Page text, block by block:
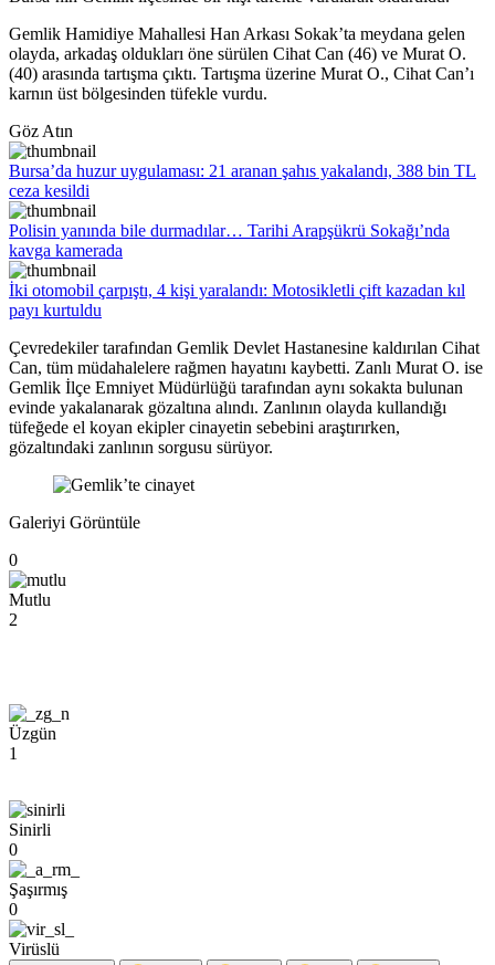
Gemlik Hamidiye Mahallesi Han Arkası Sokak’ta meydana gelen
olayda, arkadaş oldukları öne sürülen Cihat Can (46) ve Murat O.
(40) arasında tartışma çıktı. Tartışma üzerine Murat O., Cihat Can’ı
karnın üst bölgesinden tüfekle vurdu.
Göz Atın
Bursa’da huzur uygulaması: 21 aranan şahıs yakalandı, 388 bin TL
ceza kesildi
Polisin yanında bile durmadılar… Tarihi Arapşükrü Sokağı’nda
kavga kamerada
İki otomobil çarpıştı, 4 kişi yaralandı: Motosikletli çift kazadan kıl
payı kurtuldu
Çevredekiler tarafından Gemlik Devlet Hastanesine kaldırılan Cihat
Can, tüm müdahalelere rağmen hayatını kaybetti. Zanlı Murat O. ise
Gemlik İlçe Emniyet Müdürlüğü tarafından aynı sokakta bulunan
evinde yakalanarak gözaltına alındı. Zanlının olayda kullandığı
tüfeğede el koyan ekipler cinayetin sebebini araştırırken,
gözaltındaki zanlının sorgusu sürüyor.
Galeriyi Görüntüle
0
Mutlu
2
Üzgün
1
Sinirli
0
Şaşırmış
0
Virüslü